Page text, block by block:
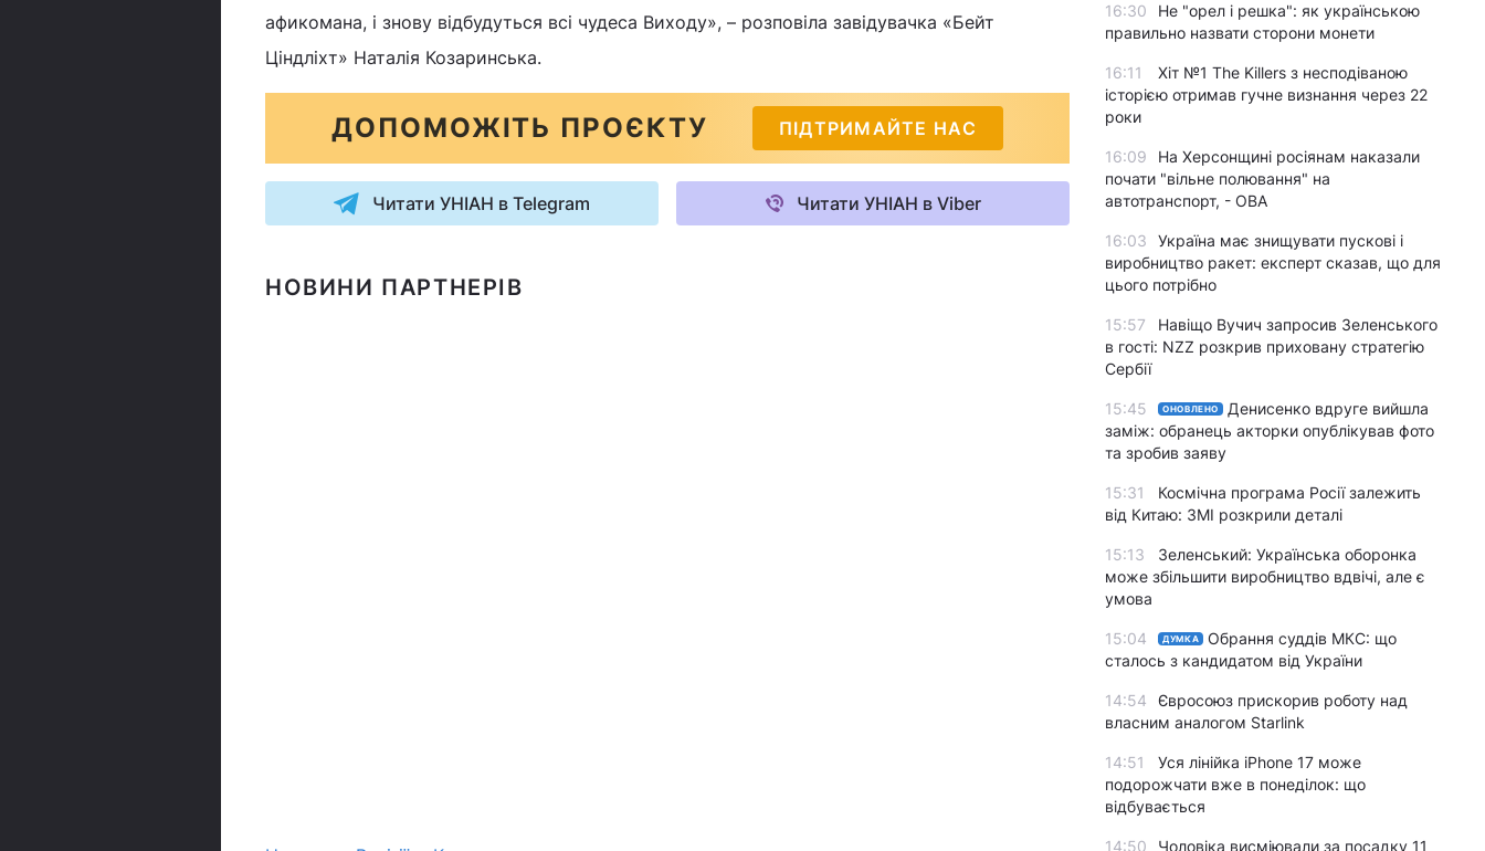
афикомана, і знову відбудуться всі чудеса Виходу», – розповіла завідувачка «Бейт
Ціндліхт» Наталія Козаринська.
ДОПОМОЖІТЬ ПРОЄКТУ ПІДТРИМАЙТЕ НАС
Читати УНІАН в Telegram Читати УНІАН в Viber
НОВИНИ ПАРТНЕРІВ
16:30
Не "орел і решка": як українською
правильно назвати сторони монети
16:11
Хіт №1 The Killers з несподіваною
історією отримав гучне визнання через 22
роки
16:09
На Херсонщині росіянам наказали
почати "вільне полювання" на
автотранспорт, - ОВА
16:03
Україна має знищувати пускові і
виробництво ракет: експерт сказав, що для
цього потрібно
15:57
Навіщо Вучич запросив Зеленського
в гості: NZZ розкрив приховану стратегію
Сербії
15:45 ОНОВЛЕНО
Денисенко вдруге вийшла
заміж: обранець акторки опублікував фото
та зробив заяву
15:31
Космічна програма Росії залежить
від Китаю: ЗМІ розкрили деталі
15:13
Зеленський: Українська оборонка
може збільшити виробництво вдвічі, але є
умова
15:04 ДУМКА
Обрання суддів МКС: що
сталось з кандидатом від України
14:54
Євросоюз прискорив роботу над
власним аналогом Starlink
14:51
Уся лінійка iPhone 17 може
подорожчати вже в понеділок: що
відбувається
14:50 Чоловіка висміювали за посадку 11